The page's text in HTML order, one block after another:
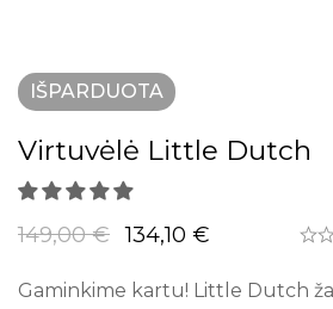
IŠPARDUOTA
Virtuvėlė Little Dutch
149,00€ 134,10 €
Gaminkime kartu! Little Dutch